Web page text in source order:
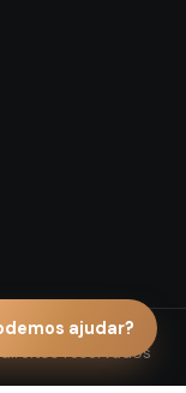
reservados
ajudar?